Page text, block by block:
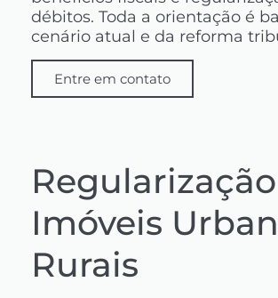
débitos. Toda a orientação é
cenário atual e da reforma
Entre em contato
Imóveis
Rurais